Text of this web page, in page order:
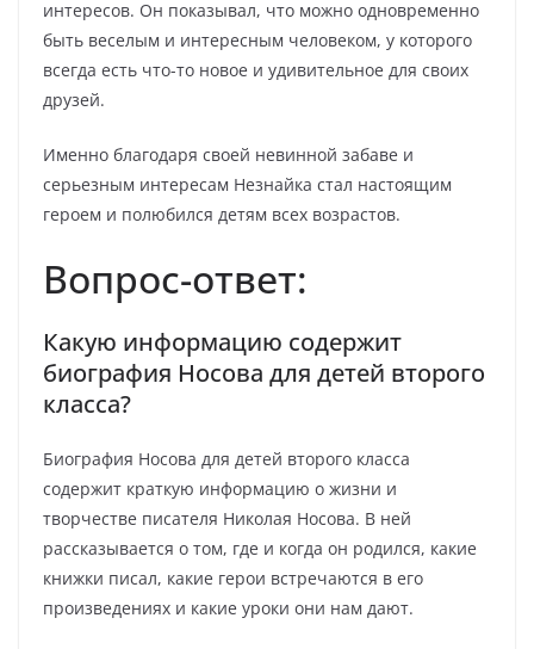
интересов. Он показывал, что можно одновременно
быть веселым и интересным человеком, у которого
всегда есть что-то новое и удивительное для своих
друзей.
Именно благодаря своей невинной забаве и
серьезным интересам Незнайка стал настоящим
героем и полюбился детям всех возрастов.
Вопрос-ответ:
Какую информацию содержит
биография Носова для детей второго
класса?
Биография Носова для детей второго класса
содержит краткую информацию о жизни и
творчестве писателя Николая Носова. В ней
рассказывается о том, где и когда он родился, какие
книжки писал, какие герои встречаются в его
произведениях и какие уроки они нам дают.